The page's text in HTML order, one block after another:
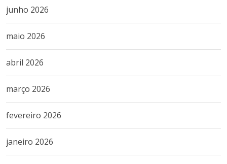
junho 2026
maio 2026
abril 2026
março 2026
fevereiro 2026
janeiro 2026